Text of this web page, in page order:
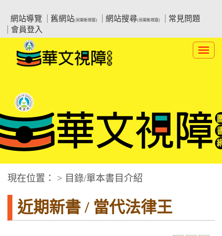
要
網站導覽
舊網站(另開新視窗) 網站搜尋(另開新視窗)
常見問題
會員登入
:::中央區塊
華文視障電子圖書網
現在位置： > 目錄/單本書目介紹
近期新書 / 當代法律王